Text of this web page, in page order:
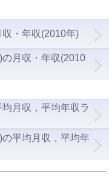
・年収(2010年)
月収・年収(2010
月収，平均年収ラ
平均月収，平均年